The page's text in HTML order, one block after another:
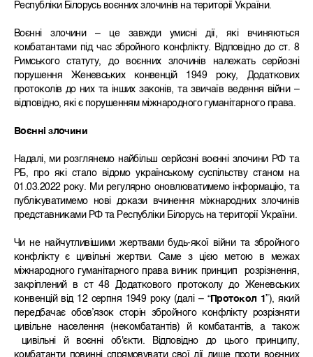
Республіки Білорусь воєнних злочинів на території України.
Воєнні злочини – це завжди умисні дії, які вчиняються
комбатантами під час збройного конфлікту. Відповідно до ст. 8
Римського статуту, до воєнних злочинів належать серйозні
порушення Женевських конвенцій 1949 року, Додаткових
протоколів до них та інших законів, та звичаїв ведення війни –
відповідно, які є порушенням міжнародного гуманітарного права.
Воєнні злочини
Надалі, ми розглянемо найбільш серйозні воєнні злочини РФ та
РБ, про які стало відомо українському суспільству станом на
01.03.2022 року. Ми регулярно оновлюватимемо інформацію, та
публікуватимемо нові докази вчинення міжнародних злочинів
представниками РФ та Республіки Білорусь на території України.
Чи не найчутливішими жертвами будь-якої війни та збройного
конфлікту є цивільні жертви. Саме з цією метою в межах
міжнародного гуманітарного права виник принцип розрізнення,
закріплений в ст 48 Додаткового протоколу до Женевських
конвенцій від 12 серпня 1949 року (далі – “Протокол 1”), який
передбачає обовʼязок сторін збройного конфлікту розрізняти
цивільне населення (некомбатантів) й комбатантів, а також
цивільні й воєнні об'єкти. Відповідно до цього принципу,